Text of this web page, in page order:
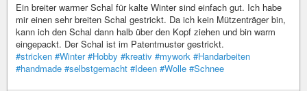
Ein breiter warmer Schal für kalte Winter sind einfach gut. Ich habe
mir einen sehr breiten Schal gestrickt. Da ich kein Mützenträger bin,
kann ich den Schal dann halb über den Kopf ziehen und bin warm
eingepackt. Der Schal ist im Patentmuster gestrickt.
#stricken #Winter #Hobby #kreativ #mywork #Handarbeiten
#handmade #selbstgemacht #Ideen #Wolle #Schnee